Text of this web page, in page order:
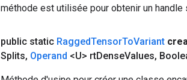
méthode est utilisée pour obtenir un
public static RaggedTensorToVariant
Splits, Operand <U> rtDenseValues,